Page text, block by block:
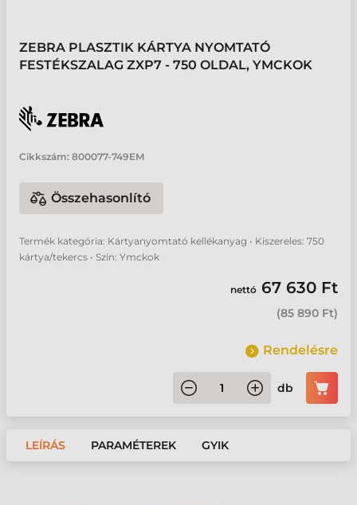
ZEBRA PLASZTIK KÁRTYA NYOMTATÓ
FESTÉKSZALAG ZXP7 - 750 OLDAL, YMCKOK
Cikkszám: 800077-749EM
Összehasonlító
Termék kategória: Kártyanyomtató kellékanyag • Kiszereles: 750
kártya/tekercs • Szín: Ymckok
nettó 67 630 Ft
(85 890 Ft)
Rendelésre
db
LEÍRÁS PARAMÉTEREK GYIK